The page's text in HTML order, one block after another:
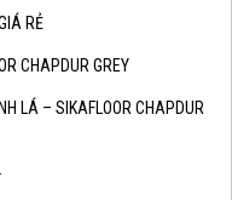
RẺ
CHAPDUR GREY
LÁ – SIKAFLOOR CHAPDUR